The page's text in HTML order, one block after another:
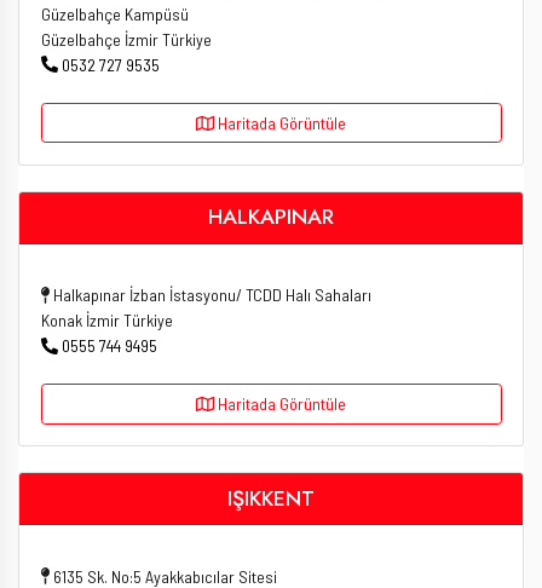
Güzelbahçe Kampüsü
Güzelbahçe İzmir Türkiye
0532 727 9535
Haritada Görüntüle
HALKAPINAR
Halkapınar İzban İstasyonu/ TCDD Halı Sahaları
Konak İzmir Türkiye
0555 744 9495
Haritada Görüntüle
IŞIKKENT
6135 Sk. No:5 Ayakkabıcılar Sitesi